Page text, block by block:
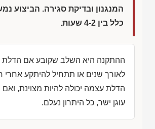
המנגנון ובדיקת סגירה. הביצוע
כלל בין 4-2 שעות.
ההתקנה היא השלב שקובע אם
לאורך שנים או תתחיל להיתקע אחרי
הדלת עצמה יכולה להיות מצוינת,
עוגן ישר, כל היתרון נעלם.